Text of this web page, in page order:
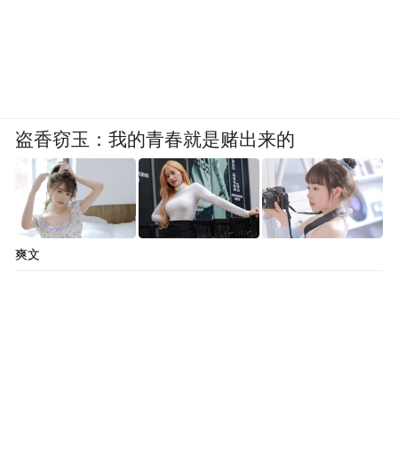
盗香窃玉：我的青春就是赌出来的
爽文